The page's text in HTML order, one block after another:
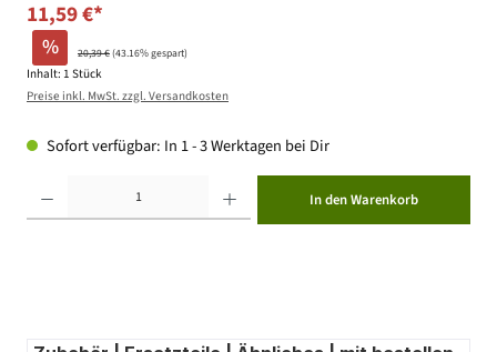
11,59 €*
% 20,39 €(43.16% gespart)
Inhalt: 1 Stück
Preise inkl. MwSt. zzgl. Versandkosten
Sofort verfügbar: In 1 - 3 Werktagen bei Dir
In den Warenkorb